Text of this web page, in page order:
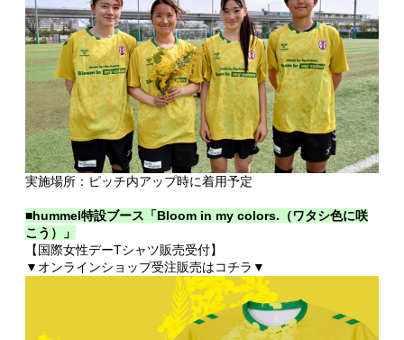
実施場所：ピッチ内アップ時に着用予定
■hummel特設ブース「Bloom in my colors.（ワタシ色に咲
こう）」
【国際女性デーTシャツ販売受付】
▼オンラインショップ受注販売はコチラ▼